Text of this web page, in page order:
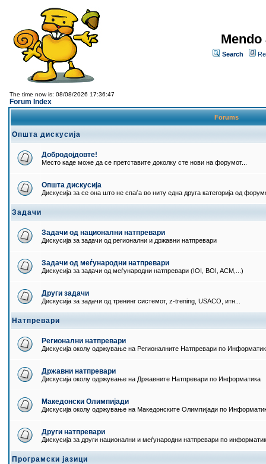
Search
The time now is: 08/08/2026 17:36:47
Forum Index
Forums
Општа дискусија
Добродојдовте!
Место каде може да се претставите доколку сте нови на форумот...
Општа дискусија
Дискусија за се она што не спаѓа во ниту една друга категорија од
Задачи
Задачи од национални натпревари
Дискусија за задачи од регионални и државни натпревари
Задачи од меѓународни натпревари
Дискусија за задачи од меѓународни натпревари (IOI, BOI, ACM,...)
Други задачи
Дискусија за задачи од тренинг системот, z-trening, USACO, итн...
Натпревари
Регионални натпревари
Дискусија околу одржување на Регионалните Натпревари по
Државни натпревари
Дискусија околу одржување на Државните Натпревари по Информатика
Македонски Олимпијади
Дискусија околу одржување на Македонските Олимпијади по
Други натпревари
Дискусија за други национални и меѓународни натпревари по
Програмски јазици